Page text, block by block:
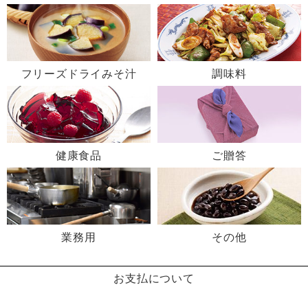
フリーズドライみそ汁 調味料
健康食品 ご贈答
業務用 その他
お支払について